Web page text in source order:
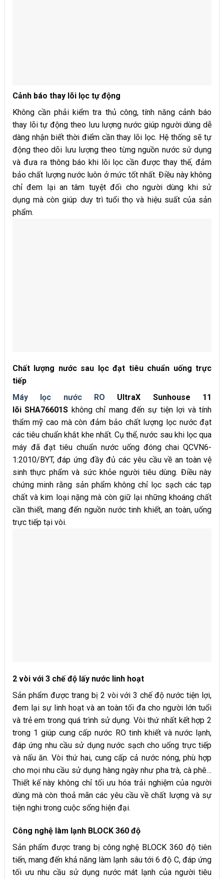
Cảnh báo thay lõi lọc tự động
Không cần phải kiểm tra thủ công, tính năng cảnh báo
thay lõi tự động theo lưu lượng nước giúp người dùng dễ
dàng nhận biết thời điểm cần thay lõi lọc. Hệ thống sẽ tự
động theo dõi lưu lượng theo từng nguồn nước sử dụng
và đưa ra thông báo khi lõi lọc cần được thay thế, đảm
bảo chất lượng nước luôn ở mức tốt nhất. Điều này không
chỉ đem lại an tâm tuyệt đối cho người dùng khi sử
dụng mà còn giúp duy trì tuổi thọ và hiệu suất của sản
phẩm.
Chất lượng nước sau lọc đạt tiêu chuẩn uống trực
tiếp
Máy lọc nước RO UltraX Sunhouse 11
lõi SHA76601S không chỉ mang đến sự tiện lợi và tính
thẩm mỹ cao mà còn đảm bảo chất lượng lọc nước đạt
các tiêu chuẩn khắt khe nhất. Cụ thể, nước sau khi lọc qua
máy đã đạt tiêu chuẩn nước uống đóng chai QCVN6-
1:2010/BYT, đáp ứng đầy đủ các yêu cầu về an toàn vệ
sinh thực phẩm và sức khỏe người tiêu dùng. Điều này
chứng minh rằng sản phẩm không chỉ lọc sạch các tạp
chất và kim loại nặng mà còn giữ lại những khoáng chất
cần thiết, mang đến nguồn nước tinh khiết, an toàn, uống
trực tiếp tại vòi.
2 vòi với 3 chế độ lấy nước linh hoạt
Sản phẩm được trang bị 2 vòi với 3 chế độ nước tiện lợi,
đem lại sự linh hoạt và an toàn tối đa cho người lớn tuổi
và trẻ em trong quá trình sử dụng. Vòi thứ nhất kết hợp 2
trong 1 giúp cung cấp nước RO tinh khiết và nước lạnh,
đáp ứng nhu cầu sử dụng nước sạch cho uống trực tiếp
và nấu ăn. Vòi thứ hai, cung cấp cả nước nóng, phù hợp
cho mọi nhu cầu sử dụng hàng ngày như pha trà, cà phê…
Thiết kế này không chỉ tối ưu hóa trải nghiệm của người
dùng mà còn thoả mãn các yêu cầu về chất lượng và sự
tiện nghi trong cuộc sống hiện đại.
Công nghệ làm lạnh BLOCK 360 độ
Sản phẩm được trang bị công nghệ BLOCK 360 độ tiên
tiến, mang đến khả năng làm lạnh sâu tới 6 độ C, đáp ứng
tối ưu nhu cầu sử dụng nước mát lạnh của người tiêu